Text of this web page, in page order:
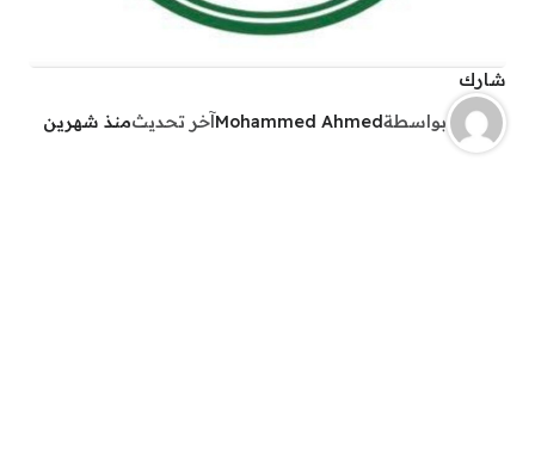
شارك
بواسطةMohammed Ahmed آخر تحديثمنذ شهرين